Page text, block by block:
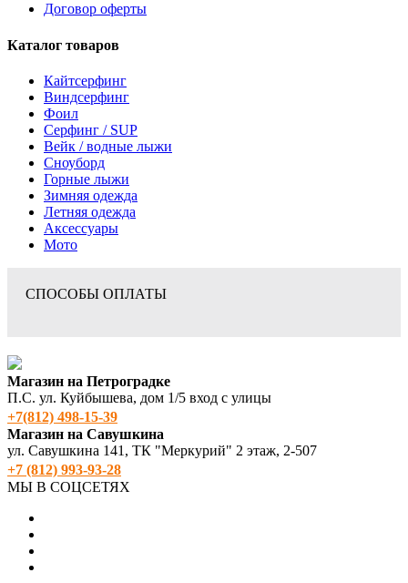
Договор оферты
Каталог товаров
Кайтсерфинг
Виндсерфинг
Фоил
Серфинг / SUP
Вейк / водные лыжи
Сноуборд
Горные лыжи
Зимняя одежда
Летняя одежда
Аксессуары
Мото
СПОСОБЫ ОПЛАТЫ
Магазин на Петроградке
П.С. ул. Куйбышева, дом 1/5 вход с улицы
+7(812) 498‑15-39
Магазин на Савушкина
ул. Савушкина 141, ТК "Меркурий" 2 этаж, 2-507
+7 (812) 993-93-28
МЫ В СОЦСЕТЯХ